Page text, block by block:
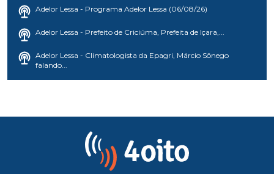
Adelor Lessa - Programa Adelor Lessa (06/08/26)
Adelor Lessa - Prefeito de Criciúma, Prefeita de Içara,...
Adelor Lessa - Climatologista da Epagri, Márcio Sônego
falando...